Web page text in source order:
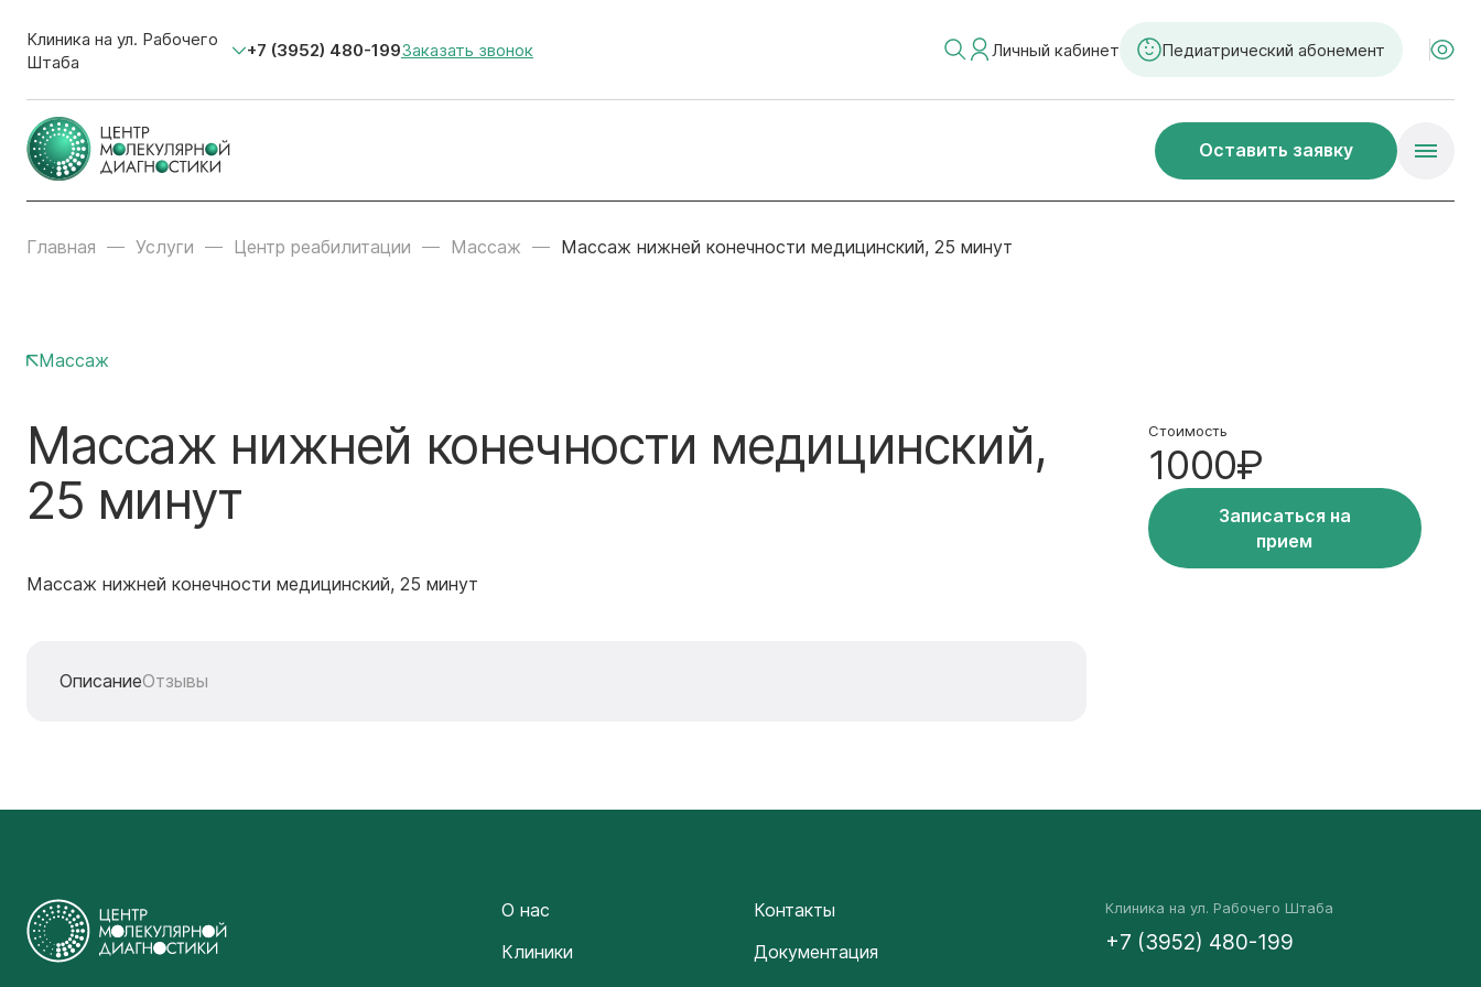
Клиника на ул. Рабочего
Штаба
+7 (3952) 480-199Заказать звонок Личный кабинет Педиатрический абонемент
Оставить заявку
Главная Услуги Центр реабилитации Массаж Массаж нижней конечности медицинский, 25 минут
Массаж
Массаж нижней конечности медицинский,
25 минут
Массаж нижней конечности медицинский, 25 минут
ОписаниеОтзывы
Стоимость
1000₽
Записаться на
прием
О нас
Клиники
Контакты
Документация
Клиника на ул. Рабочего Штаба
+7 (3952) 480-199